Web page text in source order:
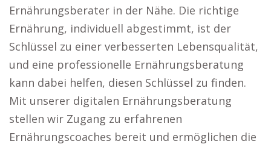
Ernährungsberater in der Nähe. Die richtige
Ernährung, individuell abgestimmt, ist der
Schlüssel zu einer verbesserten Lebensqualität,
und eine professionelle Ernährungsberatung
kann dabei helfen, diesen Schlüssel zu finden.
Mit unserer digitalen Ernährungsberatung
stellen wir Zugang zu erfahrenen
Ernährungscoaches bereit und ermöglichen die